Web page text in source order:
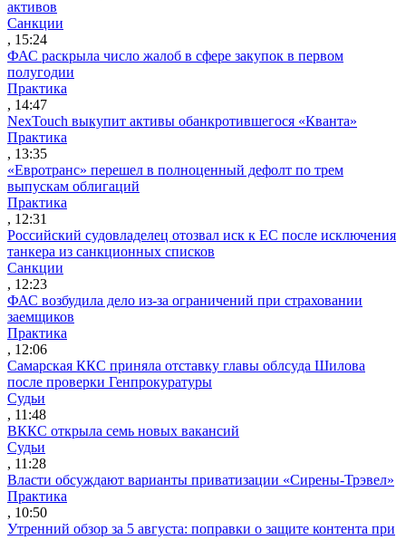
активов
Санкции
, 15:24
ФАС раскрыла число жалоб в сфере закупок в первом
полугодии
Практика
, 14:47
NexTouch выкупит активы обанкротившегося «Кванта»
Практика
, 13:35
«Евротранс» перешел в полноценный дефолт по трем
выпускам облигаций
Практика
, 12:31
Российский судовладелец отозвал иск к ЕС после исключения
танкера из санкционных списков
Санкции
, 12:23
ФАС возбудила дело из-за ограничений при страховании
заемщиков
Практика
, 12:06
Самарская ККС приняла отставку главы облсуда Шилова
после проверки Генпрокуратуры
Судьи
, 11:48
ВККС открыла семь новых вакансий
Судьи
, 11:28
Власти обсуждают варианты приватизации «Сирены-Трэвел»
Практика
, 10:50
Утренний обзор за 5 августа: поправки о защите контента при